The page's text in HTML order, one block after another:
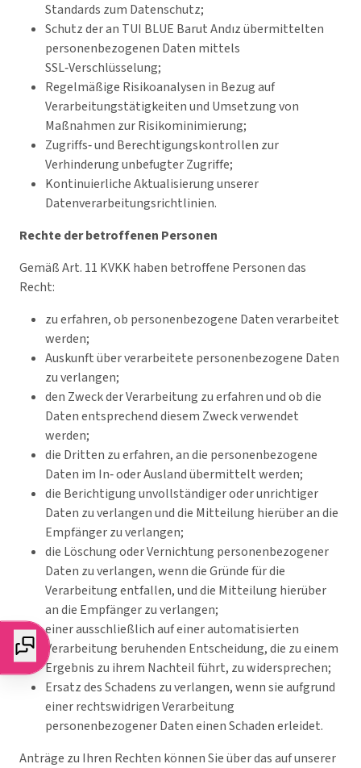
Standards zum Datenschutz;
Schutz der an TUI BLUE Barut Andız übermittelten
personenbezogenen Daten mittels
SSL‑Verschlüsselung;
Regelmäßige Risikoanalysen in Bezug auf
Verarbeitungstätigkeiten und Umsetzung von
Maßnahmen zur Risikominimierung;
Zugriffs‑ und Berechtigungskontrollen zur
Verhinderung unbefugter Zugriffe;
Kontinuierliche Aktualisierung unserer
Datenverarbeitungsrichtlinien.
Rechte der betroffenen Personen
Gemäß Art. 11 KVKK haben betroffene Personen das
Recht:
zu erfahren, ob personenbezogene Daten verarbeitet
werden;
Auskunft über verarbeitete personenbezogene Daten
zu verlangen;
den Zweck der Verarbeitung zu erfahren und ob die
Daten entsprechend diesem Zweck verwendet
werden;
die Dritten zu erfahren, an die personenbezogene
Daten im In‑ oder Ausland übermittelt werden;
die Berichtigung unvollständiger oder unrichtiger
Daten zu verlangen und die Mitteilung hierüber an die
Empfänger zu verlangen;
die Löschung oder Vernichtung personenbezogener
Daten zu verlangen, wenn die Gründe für die
Verarbeitung entfallen, und die Mitteilung hierüber
an die Empfänger zu verlangen;
einer ausschließlich auf einer automatisierten
Verarbeitung beruhenden Entscheidung, die zu einem
Ergebnis zu ihrem Nachteil führt, zu widersprechen;
Ersatz des Schadens zu verlangen, wenn sie aufgrund
einer rechtswidrigen Verarbeitung
personenbezogener Daten einen Schaden erleidet.
Anträge zu Ihren Rechten können Sie über das auf unserer